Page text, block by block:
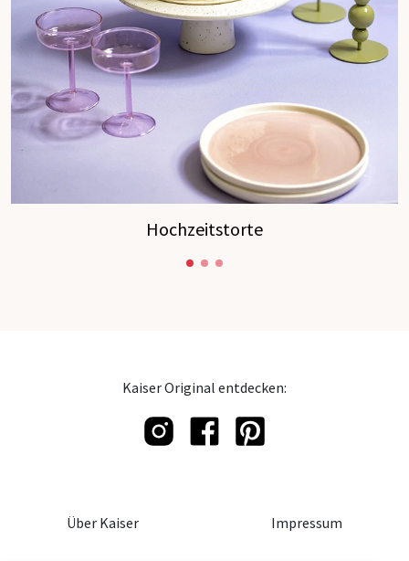
Hochzeitstorte
Kaiser Original entdecken:
Über Kaiser Impressum